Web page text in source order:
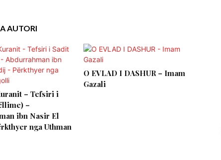
AUTORI
– Tefsiri i
–
ibn Nasir El
nga Uthman
O EVLAD I DASHUR – Imam
Gazali